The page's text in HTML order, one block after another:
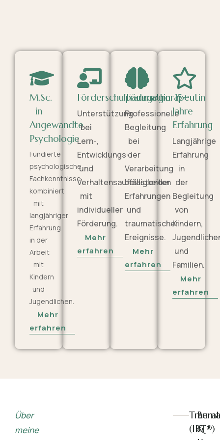
M.Sc.
in
Angewandte
Psychologie
Fundierte
psychologische
Fachkenntnisse
kombiniert
mit
langjähriger
Erfahrung
in der
Arbeit
mit
Kindern
und
Jugendlichen.
Mehr
erfahren
Förderschulpädagogin
Unterstützung
bei
Lern-,
Entwicklungs-
und
Verhaltensauffälligkeiten
mit
individueller
Förderung.
Mehr
erfahren
Traumatherapeutin
Professionelle
Begleitung
bei
der
Verarbeitung
belastender
Erfahrungen
und
traumatischer
Ereignisse.
Mehr
erfahren
15+
Jahre
Erfahrung
Langjährige
Erfahrung
in
der
Begleitung
von
Kindern,
und
Familien.
Mehr
erfahren
Über
meine
(IBT®)
&